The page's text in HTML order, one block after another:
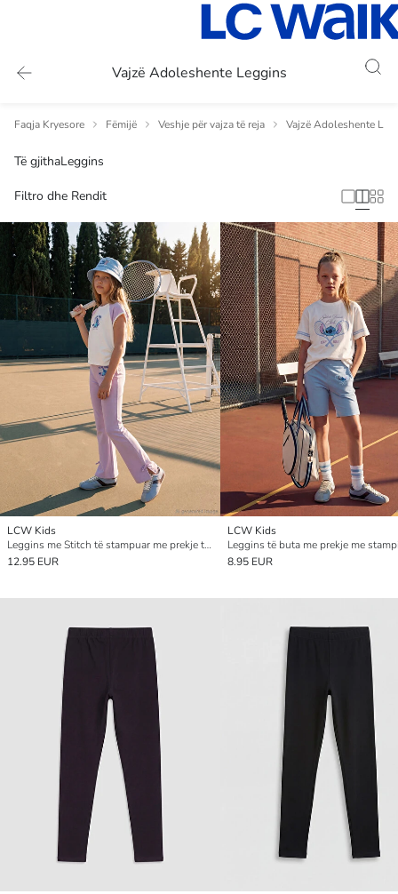
Vajzë Adoleshente Leggins
Faqja Kryesore Fëmijë Veshje për vajza të reja Vajzë Adoleshente
Të gjithaLeggins
Filtro dhe Rendit
LCW Kids
Leggins me Stitch të stampuar me prekje të butë për vajza
12.95 EUR
LCW Kids
8.95 EUR